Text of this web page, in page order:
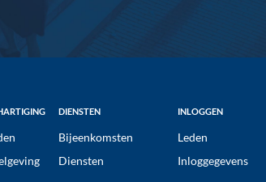
DIENSTEN
Bijeenkomsten
Diensten
INLOGGEN
Leden
Inloggegevens